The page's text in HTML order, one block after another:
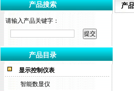
产品搜索
请输入产品关键字：
产品目录
显示控制仪表
智能数显仪
产